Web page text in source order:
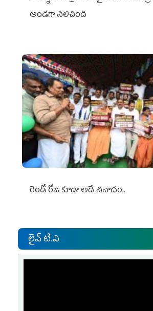
అండగా నిలిచింది
రెండో రోజు కూడా అదే నినాదం..
లైవ్ టి.వి